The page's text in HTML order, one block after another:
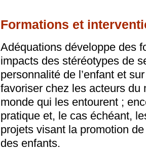
Formations et
Adéquations développe des
impacts des stéréotypes de
personnalité de l’enfant et
favoriser chez les acteurs du
monde qui les entourent ;
pratique et, le cas échéant,
projets visant la promotion
des enfants.